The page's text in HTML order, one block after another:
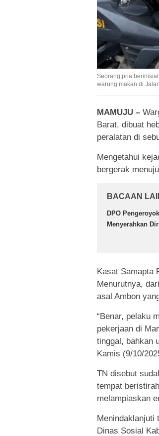
Seorang pria
warung makan di
MAMUJU –
Barat, dibuat
peralatan di
Mengetahui
bergerak
BACAAN
DPO
Menyerahkan
Kasat Samapta
Menurutnya,
asal Ambon
“Benar, pelaku
pekerjaan di
tinggal, bahkan
Kamis (9/10/
TN disebut
tempat
melampiaskan
Menindaklanjuti
Dinas Sosial